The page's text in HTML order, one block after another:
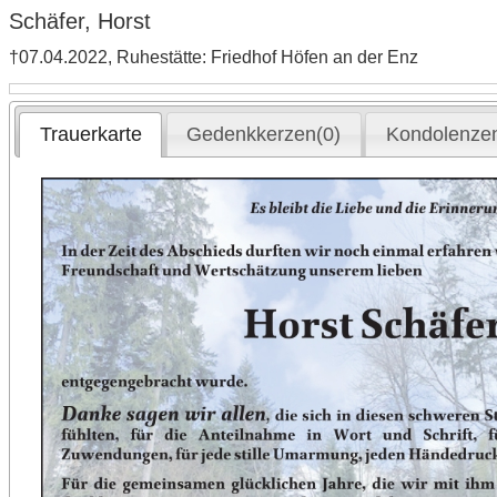
Schäfer, Horst
†07.04.2022, Ruhestätte: Friedhof Höfen an der Enz
Trauerkarte Gedenkkerzen(0)